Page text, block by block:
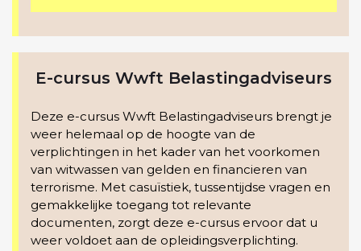
E-cursus Wwft Belastingadviseurs
Deze e-cursus Wwft Belastingadviseurs brengt je
weer helemaal op de hoogte van de
verplichtingen in het kader van het voorkomen
van witwassen van gelden en financieren van
terrorisme. Met casuïstiek, tussentijdse vragen en
gemakkelijke toegang tot relevante
documenten, zorgt deze e-cursus ervoor dat u
weer voldoet aan de opleidingsverplichting.